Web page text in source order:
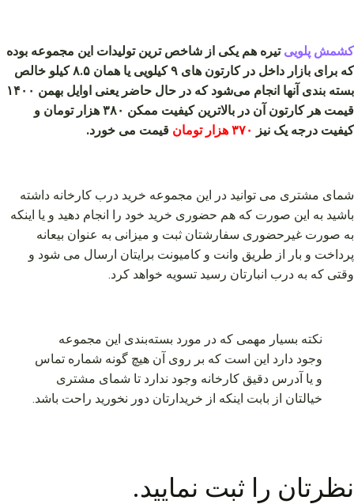
کشمش پلویی تیره هم یکی از شاخص ترین تولیدات این مجموعه بوده
که برای بازار داخل در کارتون های ۹ کیلویی یا همان ۸.۵ کیلو خالص
بسته بندی آنها انجام می‌شود که در حال حاضر یعنی اوایل بهمن ۱۴۰۰
قیمت هر کارتون آن در بالاترین کیفیت ممکن ۳۸۰ هزار تومان و
کیفیت درجه یک نیز ۳۷۰ هزار تومان قیمت می خورد.
شمای مشتری می توانید در این مجموعه خرید درب کارخانه داشته
باشید به این صورت که هم حضوری خرید خود را انجام دهید و یا اینکه
به صورت غیرحضوری سفارشتان ثبت و میزانی به عنوان بیعانه
پرداخت و بار از طریق وانت و کامیونت برایتان ارسال می شود و
وقتی که به درب انبارتان رسید تسویه خواهد کرد.
نکته بسیار مهمی که در مورد بسته‌بندی این مجموعه
وجود دارد این است که بر روی آن هیچ گونه شماره تماس
و یا آدرس دقیق کارخانه وجود ندارد تا شمای مشتری
خیالتان از بابت اینکه از خریدارتان دور نخورید راحت باشد.
نظرتان را ثبت نمایید.